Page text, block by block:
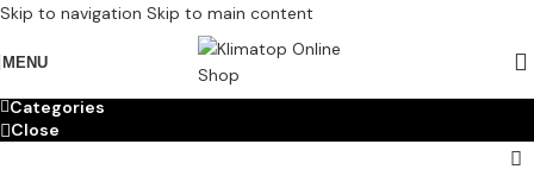
Skip to navigation Skip to main content
MENU
Categories
Close